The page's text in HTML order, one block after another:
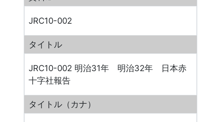
JRC10-002
タイトル
JRC10-002 明治31年 明治32年 日本赤
十字社報告
タイトル（カナ）